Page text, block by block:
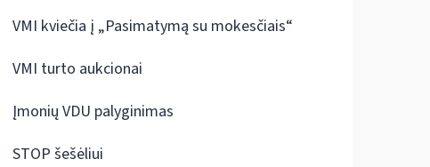
VMI kviečia į „Pasimatymą su mokesčiais“
VMI turto aukcionai
Įmonių VDU palyginimas
STOP šešėliui